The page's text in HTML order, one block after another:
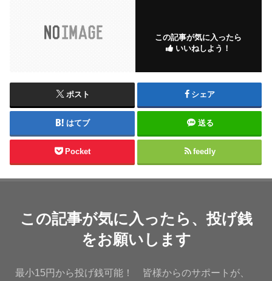
この記事が気に入ったら
いいねしよう！
ポスト シェア
はてブ 送る
Pocket feedly
この記事が気に入ったら、投げ銭
をお願いします
最小15円から投げ銭可能！ 皆様からのサポートが、